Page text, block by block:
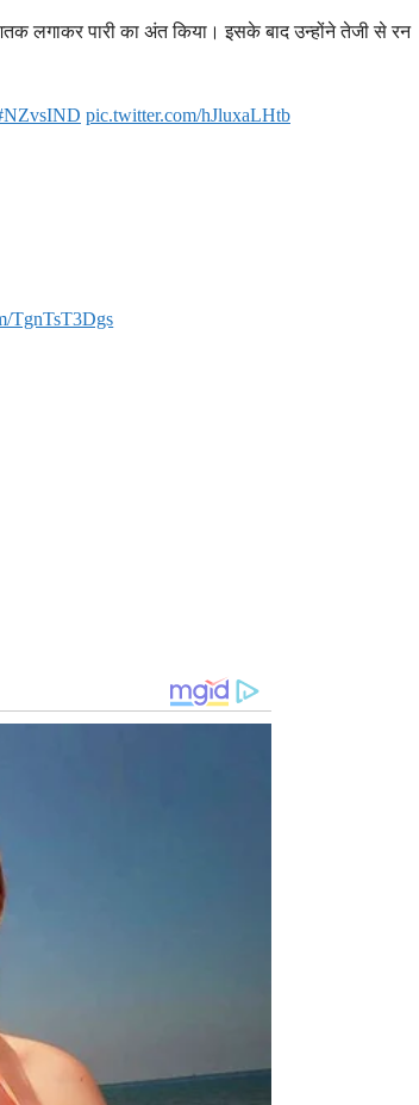
लगाकर पारी का अंत किया। इसके बाद उन्होंने तेजी से रन
pic.twitter.com/hJluxaLHtb
TgnTsT3Dgs